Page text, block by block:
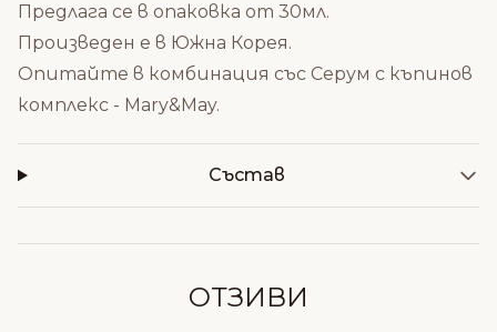
Предлага се в опаковка от 30мл.
Произведен е в Южна Корея.
Опитайте в комбинация със Серум с къпинов
комплекс - Mary&May.
Състав
ОТЗИВИ